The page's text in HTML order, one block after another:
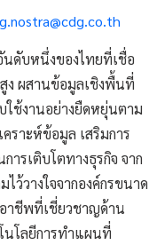
ดับหนึ่งของไทยที่เชื่อ
ง ผสานข้อมูลเชิงพื้นที่
ช้งานอย่างยืดหยุ่นตาม
ราะห์ข้อมูล เสริมการ
ารเติบโตทางธุรกิจ จาก
ว้วางใจจากองค์กรขนาด
าชีพที่เชี่ยวชาญด้าน
นโลยีการทำแผนที่